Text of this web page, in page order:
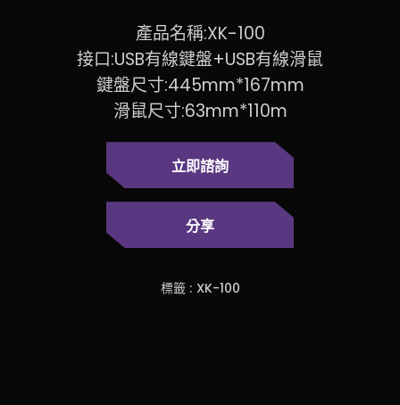
產品名稱:XK-100
接口:USB有線鍵盤+USB有線滑鼠
鍵盤尺寸:445mm*167mm
滑鼠尺寸:63mm*110m
立即諮詢
分享
標籤 : XK-100